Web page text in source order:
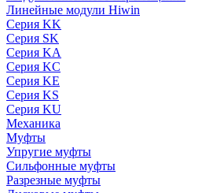
Линейные модули Hiwin
Серия KK
Серия SK
Серия KA
Серия KC
Серия KE
Серия KS
Серия KU
Механика
Муфты
Упругие муфты
Сильфонные муфты
Разрезные муфты